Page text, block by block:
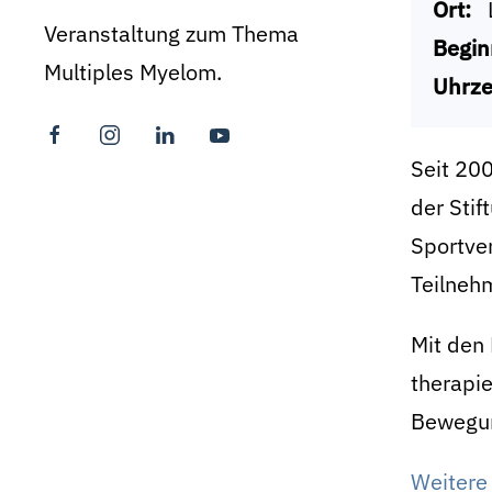
Veranstaltung zum Thema
Multiples Myelom.
Ort:
Seit
der
Mit den